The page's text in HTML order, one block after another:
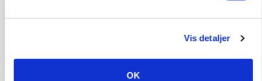
Vis detaljer
OK